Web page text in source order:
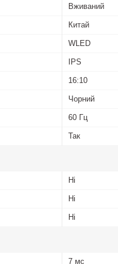
Вживаний
Китай
WLED
IPS
16:10
Чорний
60 Гц
Так
Ні
Ні
Ні
7 мс